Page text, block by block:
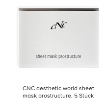
CNC aesthetic world sheet
mask prostructure, 5 Stück